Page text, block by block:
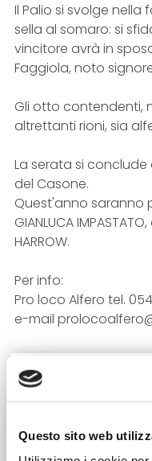
Questo sito web
Il Palio si svolge
sella al somaro: si
vinci­tore avrà in
Faggiola, noto
Gli otto contendenti,
altrettanti rioni, sia
La serata si
del Casone.
Quest'anno saranno
GIANLUCA
HARROW.
Per info:
Pro loco Alfero tel.
e-mail
Data:
09/08/2026
Luogo:
Via Don Francesco